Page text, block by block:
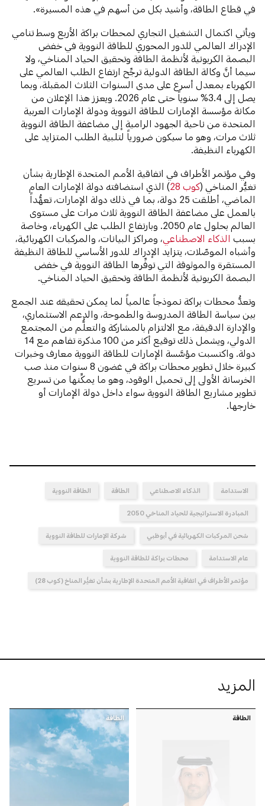
في قطاع الطاقة، وأشيد بكل من أسهم في هذه المسيرة».
ويأتي اكتمال التشغيل التجاري لمحطات براكة الأربع وسط تنامي
الإدراك العالمي للدور المحوري للطاقة النووية في خفض
البصمة الكربونية لأنظمة الطاقة وتحقيق الحياد المناخي، ولا
سيما أنَّ وكالة الطاقة الدولية ترجِّح ارتفاع الطلب العالمي على
الكهرباء بمعدل أسرع على مدى السنوات الثلاث المقبلة، وبما
يصل إلى 3.4% سنوياً حتى عام 2026. ويعزز هذا الإعلان من
مكانة مؤسسة الإمارات للطاقة النووية ودولة الإمارات العربية
المتحدة من ناحية الجهود الرامية إلى مضاعفة الطاقة النووية
ثلاث مرات، وهو ما سيكون ضرورياً لتلبية الطلب المتزايد على
الكهرباء النظيفة.
وفي مؤتمر الأطراف في اتفاقية الأمم المتحدة الإطارية بشأن
تغيُّر المناخي ( كوب 28
) الذي استضافته دولة الإمارات العام
الماضي، أطلقت 25 دولة، بما في ذلك دولة الإمارات، تعهُّداً
بالعمل على مضاعفة الطاقة النووية ثلاث مرات على مستوى
العالم بحلول عام 2050. وبارتفاع الطلب على الكهرباء، وخاصة
بسببالذكاء الاصطناعي ، ومراكز البيانات، والمركبات الكهربائية،
وأشباه الموصّلات، يتزايد الإدراك للدور الأساسي للطاقة النظيفة
المستقرة والموثوقة التي توفِّرها الطاقة النووية في خفض
البصمة الكربونية لأنظمة الطاقة وتحقيق الحياد المناخي.
وتعدُّ محطات براكة نموذجاً عالمياً لما يمكن تحقيقه عند الجمع
بين سياسة الطاقة المدروسة والطموحة، والدعم الاستثماري،
والإدارة الدقيقة، مع الالتزام بالمشاركة والتعلُّم من المجتمع
الدولي، ويشمل ذلك توقيع أكثر من 100 مذكرة تفاهم مع 14
دولة. واكتسبت مؤسَّسة الإمارات للطاقة النووية معارف وخبرات
كبيرة خلال تطوير محطات براكة في غضون 8 سنوات منذ صب
الخرسانة الأولى إلى تحميل الوقود، وهو ما يمكِّنها من تسريع
تطوير مشاريع الطاقة النووية سواء داخل دولة الإمارات أو
خارجها.
الاستدامة الذكاء الاصطناعي الطاقة الطاقة النووية
المبادرة الاستراتيجية للحياد المناخي 2050
شحن المركبات الكهربائية في أبوظبي شركة الإمارات للطاقة النووية
عام الاستدامة محطات براكة للطاقة النووية
مؤتمر الأطراف في اتفاقية الأمم المتحدة الإطارية بشأن تغيُّر المناخ (كوب 28)
المزيد
الطاقة الطاقة